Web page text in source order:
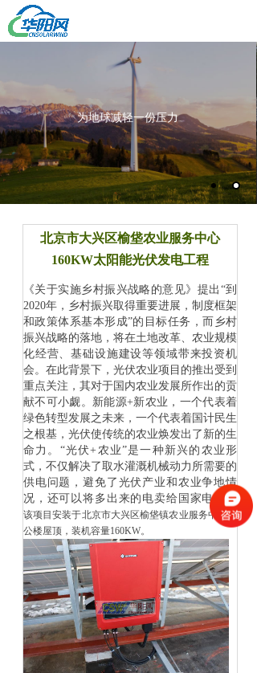
新能源电力综合解决方案专家
网站首页
产品中心
关于我们
解决方案
公司动态
人才招聘
项目案例
联系我们
为地球减轻一份压力
北京市大兴区榆垡农业服务中心
160KW太阳能光伏发电工程
《关于实施乡村振兴战略的意见》提出“到
2020年，乡村振兴取得重要进展，制度框架
和政策体系基本形成”的目标任务，而乡村
振兴战略的落地，将在土地改革、农业规模
化经营、基础设施建设等领域带来投资机
会。在此背景下，光伏农业项目的推出受到
重点关注，其对于国内农业发展所作出的贡
献不可小觑。新能源+新农业，一个代表着
绿色转型发展之未来，一个代表着国计民生
之根基，光伏使传统的农业焕发出了新的生
命力。“光伏+农业”是一种新兴的农业形
式，不仅解决了取水灌溉机械动力所需要的
供电问题，避免了光伏产业和农业争地情
况，还可以将多出来的电卖给国家电网。
该项目安装于北京市大兴区榆垡镇农业服务中心办
公楼屋顶，装机容量160KW。